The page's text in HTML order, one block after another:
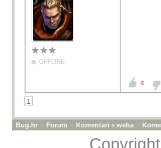
OFFLINE
4
1
Bug.hr » Forum » Komentari s weba »